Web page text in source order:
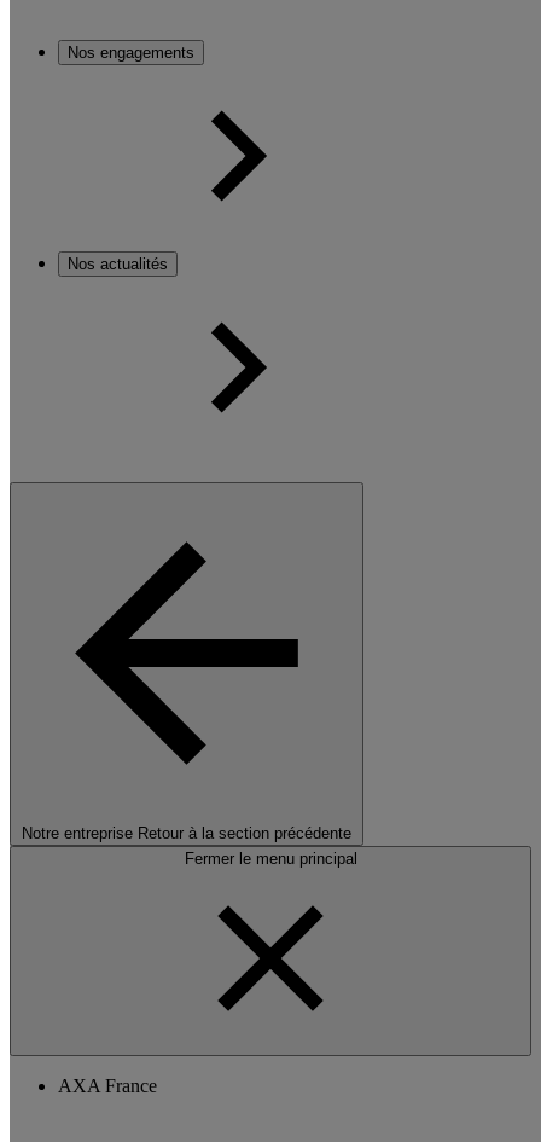
Nos engagements
Nos actualités
Notre entreprise Retour à la section précédente
Fermer le menu principal
AXA France